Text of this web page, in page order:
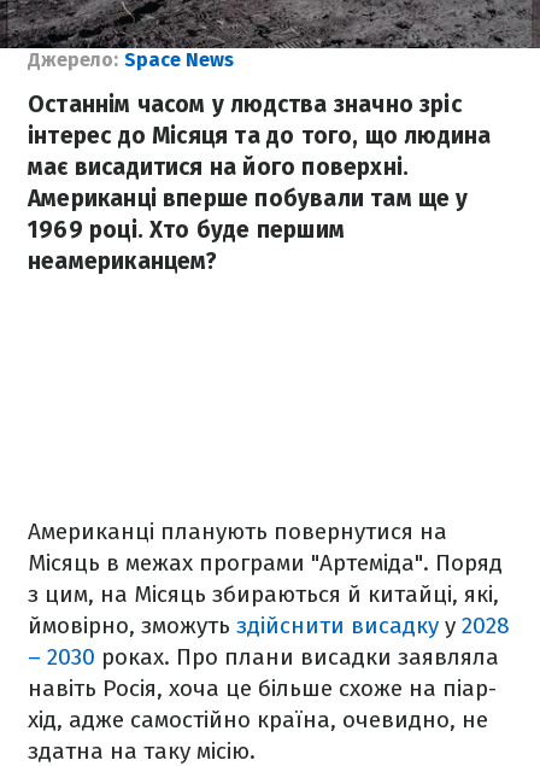
Джерело: Space News
Останнім часом у людства значно зріс
інтерес до Місяця та до того, що людина
має висадитися на його поверхні.
Американці вперше побували там ще у
1969 році. Хто буде першим
неамериканцем?
Американці планують повернутися на
Місяць в межах програми "Артеміда". Поряд
з цим, на Місяць збираються й китайці, які,
ймовірно, зможуть здійснити висадку у 2028
– 2030 роках. Про плани висадки заявляла
навіть Росія, хоча це більше схоже на піар-
хід, адже самостійно країна, очевидно, не
здатна на таку місію.